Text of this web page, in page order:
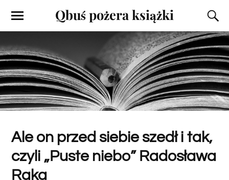
Qbuś pożera książki
Ale on przed siebie szedł i tak,
czyli „Puste niebo” Radosława
Raka